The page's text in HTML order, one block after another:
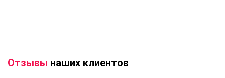
Отзывы наших клиентов